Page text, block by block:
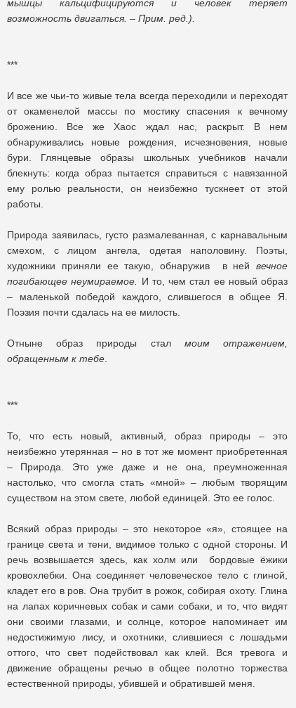
мышцы кальцифицируются и человек теряет
возможность двигаться. – Прим. ред.).
***
И все же чьи-то живые тела всегда переходили и переходят
от окаменелой массы по мостику спасения к вечному
брожению. Все же Хаос ждал нас, раскрыт. В нем
обнаруживались новые рождения, исчезновения, новые
бури. Глянцевые образы школьных учебников начали
блекнуть: когда образ пытается справиться с навязанной
ему ролью реальности, он неизбежно тускнеет от этой
работы.
Природа заявилась, густо размалеванная, с карнавальным
смехом, с лицом ангела, одетая наполовину. Поэты,
художники приняли ее такую, обнаружив в ней вечное
погибающее неумираемое. И то, чем стал ее новый образ
– маленькой победой каждого, слившегося в общее Я.
Поэзия почти сдалась на ее милость.
Отныне образ природы стал моим отражением,
обращенным к тебе
***
То, что есть новый, активный, образ природы – это
неизбежно утерянная – но в тот же момент приобретенная
– Природа. Это уже даже и не она, преумноженная
настолько, что смогла стать «мной» – любым творящим
существом на этом свете, любой единицей. Это ее голос.
Всякий образ природы – это некоторое «я», стоящее на
границе света и тени, видимое только с одной стороны. И
речь возвышается здесь, как холм или бордовые ёжики
кровохлебки. Она соединяет человеческое тело с глиной,
кладет его в ров. Она трубит в рожок, собирая охоту. Глина
на лапах коричневых собак и сами собаки, и то, что видят
они своими глазами, и солнце, которое напоминает им
недостижимую лису, и охотники, слившиеся с лошадьми
оттого, что свет подействовал как клей. Вся тревога и
движение обращены речью в общее полотно торжества
естественной природы, убившей и обратившей меня.